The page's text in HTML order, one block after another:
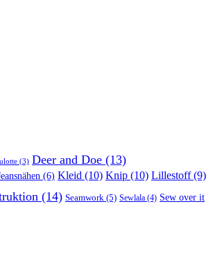
(3) Deer and Doe (13)
(6) Kleid (10) Knip (10) Lillestoff(9)
(14) Seamwork (5) Sewlala (4) Sew over it